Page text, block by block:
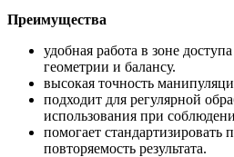
Преимущества
удобная работа в зоне
геометрии и балансу.
высокая точность
подходит для регулярной
использования при
помогает стандартизировать
повторяемость результата.